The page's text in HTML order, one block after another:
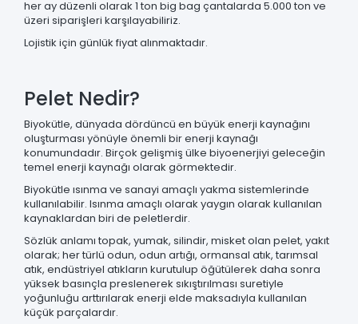
her ay düzenli olarak 1 ton big bag çantalarda 5.000 ton ve
üzeri siparişleri karşılayabiliriz.
Lojistik için günlük fiyat alınmaktadır.
Pelet Nedir?
Biyokütle, dünyada dördüncü en büyük enerji kaynağını
oluşturması yönüyle önemli bir enerji kaynağı
konumundadır. Birçok gelişmiş ülke biyoenerjiyi geleceğin
temel enerji kaynağı olarak görmektedir.
Biyokütle ısınma ve sanayi amaçlı yakma sistemlerinde
kullanılabilir. Isınma amaçlı olarak yaygın olarak kullanılan
kaynaklardan biri de peletlerdir.
Sözlük anlamı topak, yumak, silindir, misket olan pelet, yakıt
olarak; her türlü odun, odun artığı, ormansal atık, tarımsal
atık, endüstriyel atıkların kurutulup öğütülerek daha sonra
yüksek basınçla preslenerek sıkıştırılması suretiyle
yoğunluğu arttırılarak enerji elde maksadıyla kullanılan
küçük parçalardır.